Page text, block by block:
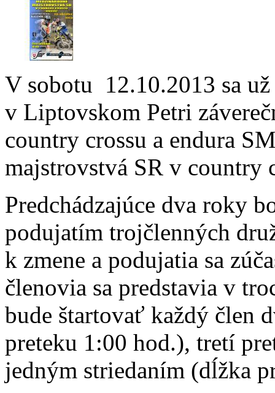
V sobotu 12.10.2013 sa
v Liptovskom Petri
country crossu a endura
majstrovstvá SR v country
Predchádzajúce dva roky
podujatím trojčlenných
k zmene a podujatia sa
členovia sa predstavia v
bude štartovať každý člen
preteku 1:00 hod.), tretí
jedným striedaním (dĺžka